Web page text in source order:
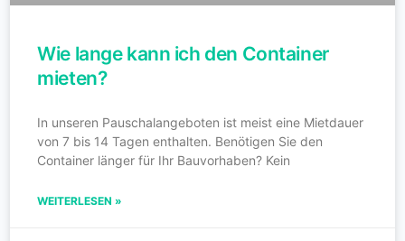
Wie lange kann ich den Container
mieten?
In unseren Pauschalangeboten ist meist eine Mietdauer
von 7 bis 14 Tagen enthalten. Benötigen Sie den
Container länger für Ihr Bauvorhaben? Kein
WEITERLESEN »